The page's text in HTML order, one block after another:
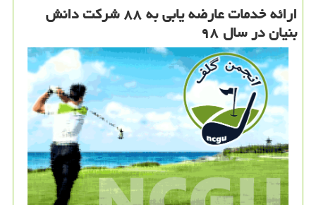
ارائه خدمات عارضه یابی به ۸۸ شركت دانش
بنیان در سال ۹۸